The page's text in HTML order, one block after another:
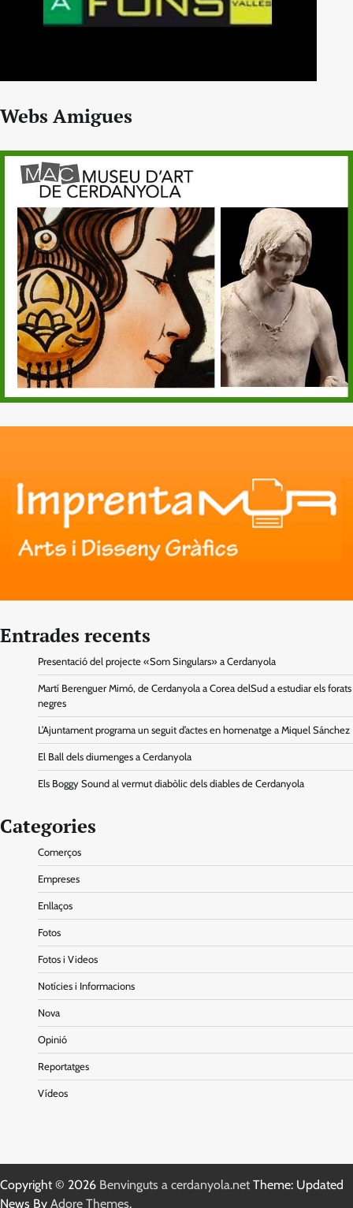
Webs Amigues
Entrades recents
Presentació del projecte «Som Singulars» a Cerdanyola
Martí Berenguer Mimó, de Cerdanyola a Corea delSud a estudiar els forats
negres
L’Ajuntament programa un seguit d’actes en homenatge a Miquel Sánchez
El Ball dels diumenges a Cerdanyola
Els Boggy Sound al vermut diabòlic dels diables de Cerdanyola
Categories
Comerços
Empreses
Enllaços
Fotos
Fotos i Videos
Notícies i Informacions
Nova
Opinió
Reportatges
Vídeos
Copyright © 2026 Benvinguts a cerdanyola.net Theme: Updated
News By Adore Themes.